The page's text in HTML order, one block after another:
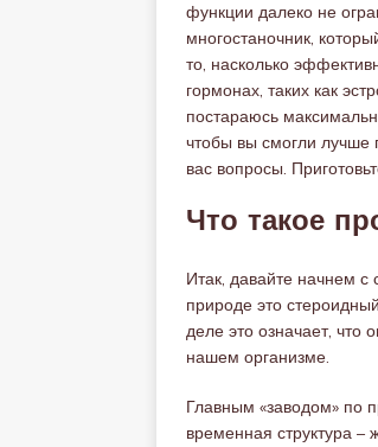
функции далеко не
многостаночник,
то, насколько
гормонах, таких как
постараюсь
чтобы вы смогли лучше
вас вопросы.
Что такое
Итак, давайте начнем с
природе это
деле это означает, что
нашем организме.
Главным «заводом» по
временная структура –